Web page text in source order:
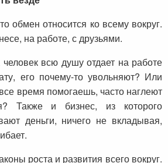
обмен относится ко всему вокруг.
на работе, с друзьями.
человек всю душу отдает на работе
его почему-то увольняют? Или
время помогаешь, часто наглеют
Также и бизнес, из которого
деньги, ничего не вкладывая,
роста и развития всего вокруг.